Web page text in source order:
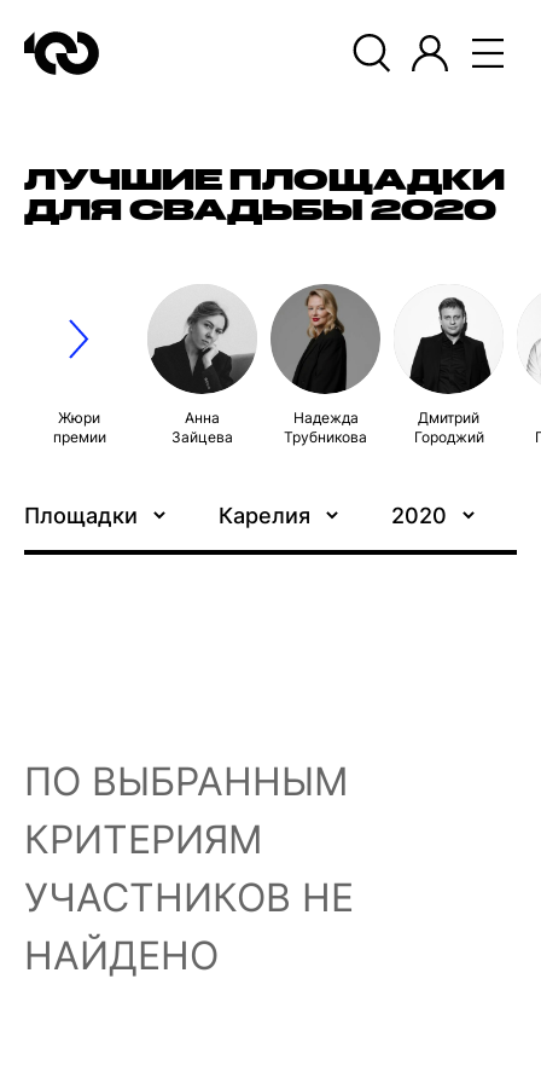
ЛУЧШИЕ ПЛОЩАДКИ
ДЛЯ СВАДЬБЫ 2020
Жюри
премии
Анна
Зайцева
Надежда
Трубникова
Дмитрий
Городжий
Площадки Карелия 2020
ПО ВЫБРАННЫМ
КРИТЕРИЯМ
УЧАСТНИКОВ НЕ
НАЙДЕНО